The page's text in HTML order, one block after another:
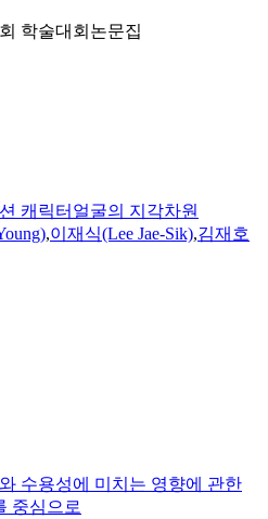
학술대회논문집
캐릭터얼굴의 지각차원
,이재식(Lee Jae-Sik),김재호
수용성에 미치는 영향에 관한
중심으로